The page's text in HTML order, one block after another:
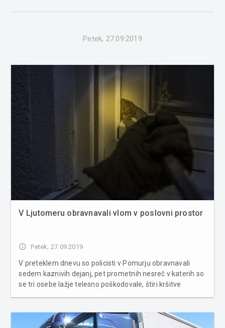
Petek, 27.09.2019
V Ljutomeru obravnavali vlom v poslovni prostor
access_time Petek, 27.09.2019
V preteklem dnevu so policisti v Pomurju obravnavali
sedem kaznivih dejanj, pet prometnih nesreč v katerih so
se tri osebe lažje telesno poškodovale, štiri kršitve
Ljutome...